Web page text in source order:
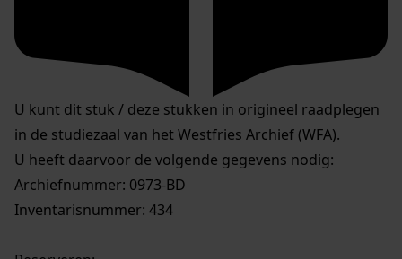
U kunt dit stuk / deze stukken in origineel raadplegen
in de studiezaal van het Westfries Archief (WFA).
U heeft daarvoor de volgende gegevens nodig:
Archiefnummer: 0973-BD
Inventarisnummer: 434